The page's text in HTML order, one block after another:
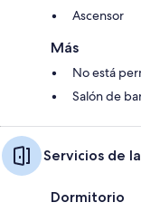
Ascensor
Más
No está
Salón de
Servicios de
Dormitorio